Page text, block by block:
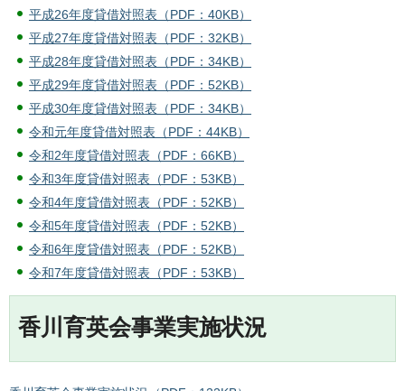
平成26年度貸借対照表（PDF：40KB）
平成27年度貸借対照表（PDF：32KB）
平成28年度貸借対照表（PDF：34KB）
平成29年度貸借対照表（PDF：52KB）
平成30年度貸借対照表（PDF：34KB）
令和元年度貸借対照表（PDF：44KB）
令和2年度貸借対照表（PDF：66KB）
令和3年度貸借対照表（PDF：53KB）
令和4年度貸借対照表（PDF：52KB）
令和5年度貸借対照表（PDF：52KB）
令和6年度貸借対照表（PDF：52KB）
令和7年度貸借対照表（PDF：53KB）
香川育英会事業実施状況